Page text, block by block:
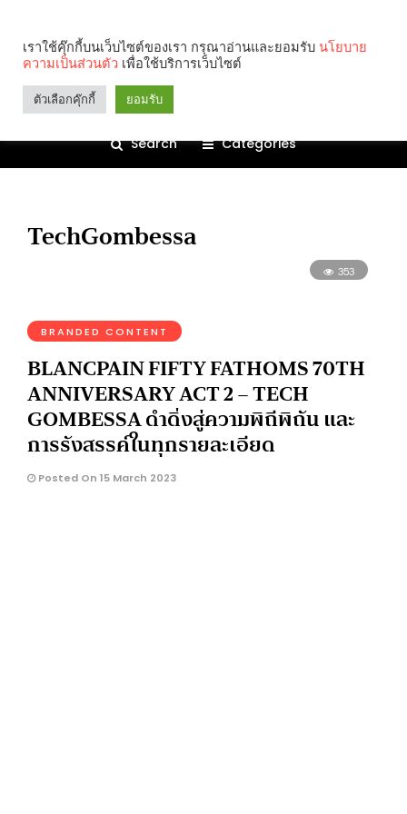
Search Categories
TechGombessa
353
BRANDED CONTENT
BLANCPAIN FIFTY FATHOMS 70TH
ANNIVERSARY ACT 2 – TECH
GOMBESSA ดำดิ่งสู่ความพิถีพิถัน และ
การรังสรรค์ในทุกรายละเอียด
Posted On 15 March 2023
เราใช้คุ๊กกี้บนเว็บไซต์ของเรา กรุณาอ่านและยอมรับ นโยบาย
ความเป็นส่วนตัว เพื่อใช้บริการเว็บไซต์
ตัวเลือกคุ๊กกี้ ยอมรับ